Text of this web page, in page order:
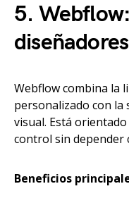
5.
Webflow combina la
personalizado con la
visual. Está
control sin depender
Beneficios